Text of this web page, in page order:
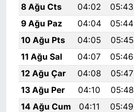
8 Ağu Cts
04:02 05:43
9 Ağu Paz
04:04 05:44
10 Ağu Pts
04:05 05:45
11 Ağu Sal
04:07 05:46
12 Ağu Çar
04:08 05:47
13 Ağu Per
04:10 05:48
14 Ağu Cum
04:11 05:49